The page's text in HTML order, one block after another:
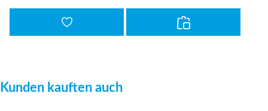
Produktgalerie überspringen
Kunden kauften auch